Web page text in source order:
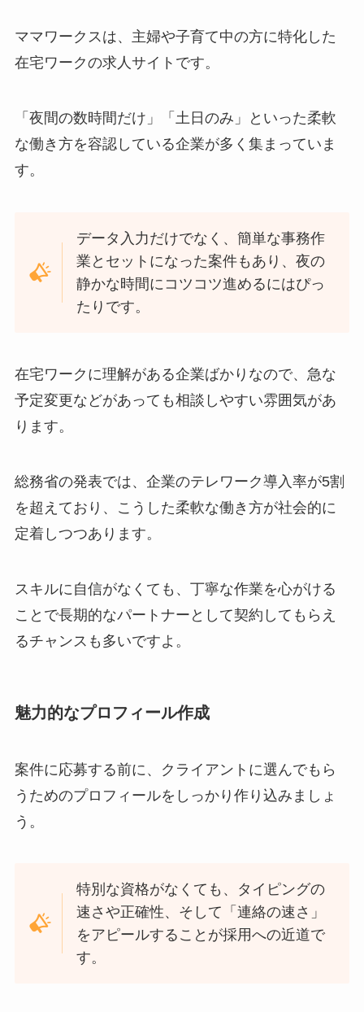
ママワークスは、主婦や子育て中の方に特化した
在宅ワークの求人サイトです。
「夜間の数時間だけ」「土日のみ」といった柔軟
な働き方を容認している企業が多く集まっていま
す。
データ入力だけでなく、簡単な事務作
業とセットになった案件もあり、夜の
静かな時間にコツコツ進めるにはぴっ
たりです。
在宅ワークに理解がある企業ばかりなので、急な
予定変更などがあっても相談しやすい雰囲気があ
ります。
総務省の発表では、企業のテレワーク導入率が5割
を超えており、こうした柔軟な働き方が社会的に
定着しつつあります。
スキルに自信がなくても、丁寧な作業を心がける
ことで長期的なパートナーとして契約してもらえ
るチャンスも多いですよ。
魅力的なプロフィール作成
案件に応募する前に、クライアントに選んでもら
うためのプロフィールをしっかり作り込みましょ
う。
特別な資格がなくても、タイピングの
速さや正確性、そして「連絡の速さ」
をアピールすることが採用への近道で
す。